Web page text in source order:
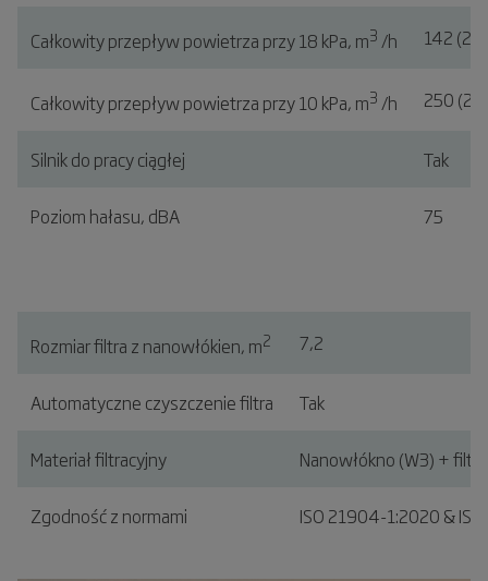
Całkowity przepływ powietrza przy 18 kPa, m3 /h 142
Całkowity przepływ powietrza przy 10 kPa, m3 /h 250
Silnik do pracy ciągłej Tak
Poziom hałasu, dBA 75
Rozmiar filtra z nanowłókien, m2 7,2
Automatyczne czyszczenie filtra Tak
Materiał filtracyjny Nanowłókno (W3) + filtr
Zgodność z normami ISO 21904-1:2020 &